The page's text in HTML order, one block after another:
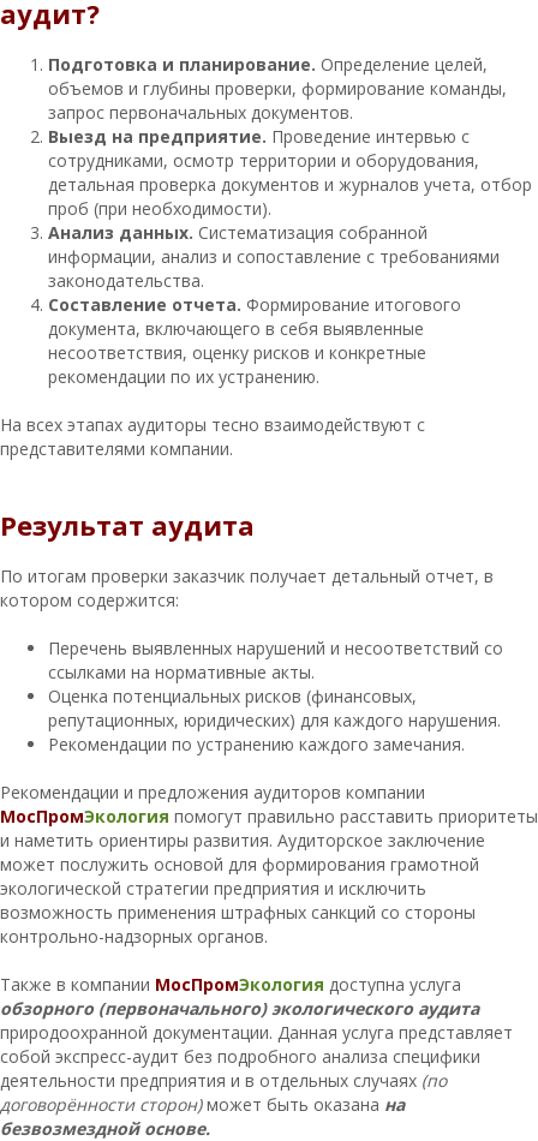
аудит?
Подготовка и планирование. Определение целей,
объемов и глубины проверки, формирование команды,
запрос первоначальных документов.
Выезд на предприятие. Проведение интервью с
сотрудниками, осмотр территории и оборудования,
детальная проверка документов и журналов учета, отбор
проб (при необходимости).
Анализ данных. Систематизация собранной
информации, анализ и сопоставление с требованиями
законодательства.
Составление отчета. Формирование итогового
документа, включающего в себя выявленные
несоответствия, оценку рисков и конкретные
рекомендации по их устранению.
На всех этапах аудиторы тесно взаимодействуют с
представителями компании.
Результат аудита
По итогам проверки заказчик получает детальный отчет, в
котором содержится:
Перечень выявленных нарушений и несоответствий со
ссылками на нормативные акты.
Оценка потенциальных рисков (финансовых,
репутационных, юридических) для каждого нарушения.
Рекомендации по устранению каждого замечания.
Рекомендации и предложения аудиторов компании
МосПромЭкология помогут правильно расставить приоритеты
и наметить ориентиры развития. Аудиторское заключение
может послужить основой для формирования грамотной
экологической стратегии предприятия и исключить
возможность применения штрафных санкций со стороны
контрольно-надзорных органов.
Также в компании МосПромЭкология доступна услуга
обзорного (первоначального) экологического аудита
природоохранной документации. Данная услуга представляет
собой экспресс-аудит без подробного анализа специфики
деятельности предприятия и в отдельных случаях (по
договорённости сторон)может быть оказана на
безвозмездной основе.